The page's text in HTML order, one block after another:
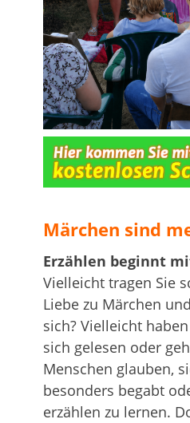
Märchen sind
Erzählen beginnt
Vielleicht tragen Sie
Liebe zu Märchen
sich? Vielleicht
sich gelesen oder
Menschen glauben,
besonders begabt
erzählen zu lernen.